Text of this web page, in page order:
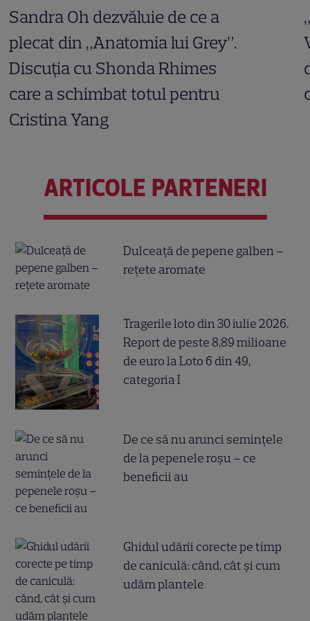
Sandra Oh dezvăluie de ce a
plecat din „Anatomia lui Grey”.
Discuția cu Shonda Rhimes
care a schimbat totul pentru
Cristina Yang
ARTICOLE PARTENERI
Dulceață de pepene galben –
rețete aromate
Tragerile loto din 30 iulie 2026.
Report de peste 8,89 milioane
de euro la Loto 6 din 49,
categoria I
De ce să nu arunci semințele
de la pepenele roșu – ce
beneficii au
Ghidul udării corecte pe timp
de caniculă: când, cât şi cum
udăm plantele